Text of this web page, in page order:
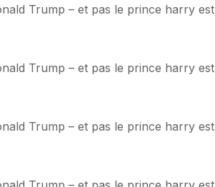
Trump – et pas le prince harry est
Trump – et pas le prince harry est
Trump – et pas le prince harry est